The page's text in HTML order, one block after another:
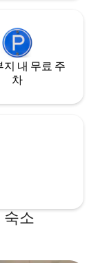
지 내 무료 주
차
숙소